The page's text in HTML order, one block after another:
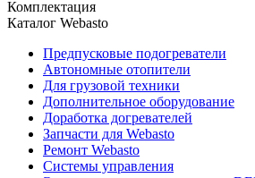
Комплектация
Каталог Webasto
Предпусковые подогреватели
Автономные отопители
Для грузовой техники
Дополнительное оборудование
Доработка догревателей
Запчасти для Webasto
Ремонт Webasto
Системы управления